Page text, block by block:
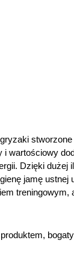
wartościowy
Dzięki
jamę